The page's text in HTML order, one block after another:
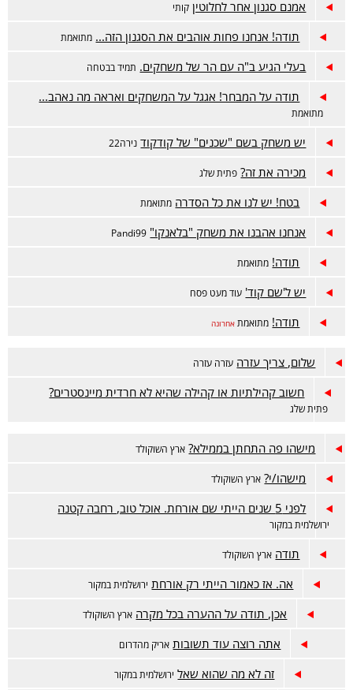
אמנם סגנון אחר לחלוטין קותי
תודה! אנחנו פחות אוהבים את הסגנון הזה... מתואמת
בעלי הגיע ב"ה עם הר של משחקים. תמיד בבטחה
תודה על המבחר! אגגל על המשחקים ואראה מה נאהב...
מתואמת
יש משחק בשם "שכנים" של קודקוד נירה22
מכירה את זה? פתית שלג
בטח! יש לנו את כל הסדרה מתואמת
אנחנו אהבנו את משחק "בלאנקו" Pandi99
תודה! מתואמת
יש ל'שם קוד' עוד מעט פסח
תודה! מתואמת אחרונה
שלום, צריך עזרה עזרה עזרה
חשוב קהילתיות או קהילה שהיא לא חרדית מיינסטרים?
פתית שלג
מישהו פה התחתן בממילא? ארץ השוקולד
מישהו/י? ארץ השוקולד
לפני 5 שנים הייתי שם אורחת. אוכל טוב, רחבה קטנה
ירושלמית במקור
תודה ארץ השוקולד
אה. אז כאמור הייתי רק אורחת ירושלמית במקור
אכן, תודה על ההערה בכל מקרה ארץ השוקולד
אתה רוצה עוד תשובות אריק מהדרום
זה לא מה שהוא שאל ירושלמית במקור